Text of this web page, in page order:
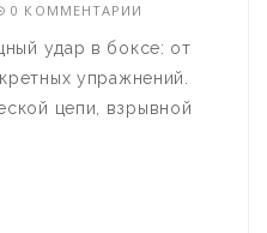
0 КОММЕНТАРИИ
удар в боксе: от
упражнений.
цепи, взрывной